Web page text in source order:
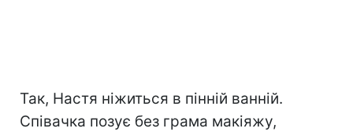
Так, Настя ніжиться в пінній ванній.
Співачка позує без грама макіяжу,